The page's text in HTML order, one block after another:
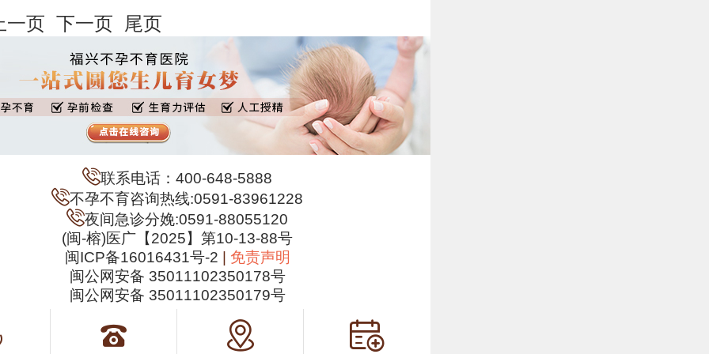
一页下一页 尾页
联系电话：400-648-5888
不孕不育咨询热线:0591-83961228
夜间急诊分娩:0591-88055120
(闽-榕)医广【2025】第10-13-88号
闽ICP备16016431号-2
免责声明
闽公网安备 35011102350178号
闽公网安备 35011102350179号